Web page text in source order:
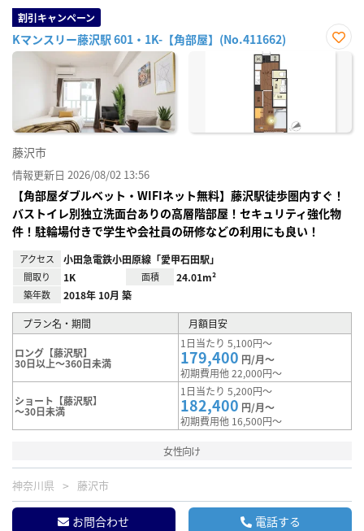
割引キャンペーン
Kマンスリー藤沢駅 601・1K-【角部屋】(No.411662)
お気
藤沢市
情報更新日 2026/08/02 13:56
【角部屋ダブルベット・WIFIネット無料】藤沢駅徒歩圏内すぐ！
バストイレ別独立洗面台ありの高層階部屋！セキュリティ強化物
件！駐輪場付きで学生や会社員の研修などの利用にも良い！
アクセス 小田急電鉄小田原線「愛甲石田駅」
間取り 1K 面積 24.01m²
築年数 2018年 10月 築
プラン名・期間 月額目安
ロング【藤沢駅】
30日以上～360日未満
1日当たり 5,100円～
179,400 円/月～
初期費用他 22,000円～
ショート【藤沢駅】
～30日未満
1日当たり 5,200円～
182,400 円/月～
初期費用他 16,500円～
女性向け
神奈川県 藤沢市
お問合わせ 電話する